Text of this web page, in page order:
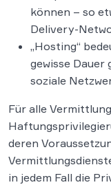
können – so
Delivery-
„Hosting“
gewisse Dauer
soziale
Für alle
deren
in jedem Fall die